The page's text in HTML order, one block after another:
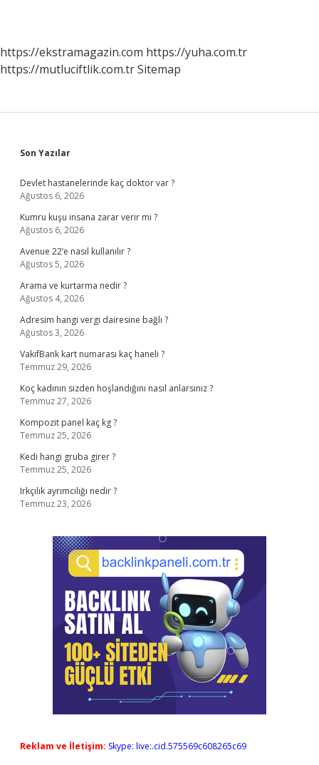
https://ekstramagazin.com https://yuha.com.tr
https://mutluciftlik.com.trSitemap
Sidebar
Son Yazılar
Devlet hastanelerinde kaç doktor var ?
Ağustos 6, 2026
Kumru kuşu insana zarar verir mi ?
Ağustos 6, 2026
Avenue 22’e nasıl kullanılır ?
Ağustos 5, 2026
Arama ve kurtarma nedir ?
Ağustos 4, 2026
Adresim hangi vergi dairesine bağlı ?
Ağustos 3, 2026
VakıfBank kart numarası kaç haneli ?
Temmuz 29, 2026
Koç kadının sizden hoşlandığını nasıl anlarsınız ?
Temmuz 27, 2026
Kompozit panel kaç kg ?
Temmuz 25, 2026
Kedi hangi gruba girer ?
Temmuz 25, 2026
Irkçılık ayrımcılığı nedir ?
Temmuz 23, 2026
Reklam ve İletişim: Skype: live:.cid.575569c608265c69